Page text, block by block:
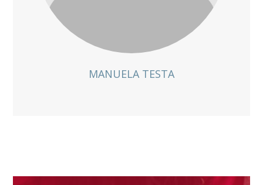
MANUELA TESTA